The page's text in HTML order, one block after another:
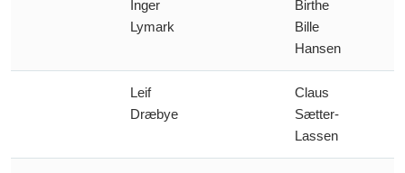
Inger
Lymark
Birthe
Bille
Hansen
Leif
Dræbye
Claus
Sætter-
Lassen